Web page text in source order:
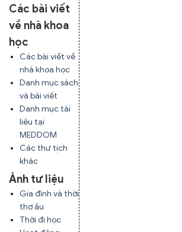
Các bài viết
về nhà khoa
học
Các bài viết về
nhà khoa học
Danh mục sách
và bài viết
Danh mục tài
liệu tại
MEDDOM
Các thư tịch
khác
Ảnh tư liệu
Gia đình và thời
thơ ấu
Thời đi học